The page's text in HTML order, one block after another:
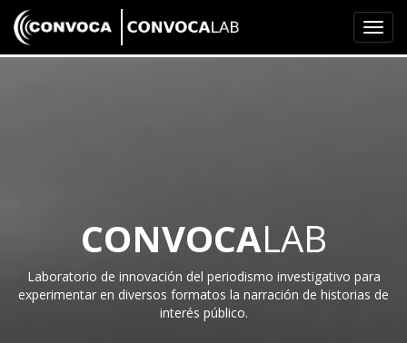
CONVOCALAB
Laboratorio de innovación del periodismo investigativo para
experimentar en diversos formatos la narración de historias de
interés público.